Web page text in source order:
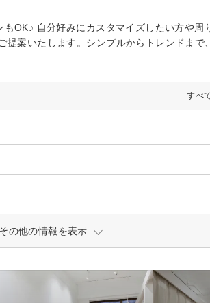
OK♪ 自分好みにカスタマイズしたい方や周
案いたします。シンプルからトレンドまで
すべ
その他の情報を表示